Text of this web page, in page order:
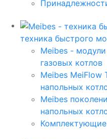
техника быстрого
Meibes -
газовых котлов
Meibes MeiFlow
напольных
Meibes
напольных